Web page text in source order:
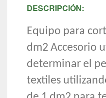
DESCRIPCIÓN:
Equipo para
dm2 Accesorio
determinar el
textiles